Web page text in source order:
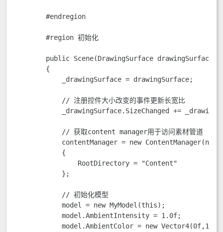
        #endregion
        #region 初始化
        public Scene(DrawingSurface drawingSurface)
        {
            _drawingSurface = drawingSurface;
            // 注册控件大小改变的事件更新长宽比
_drawingSurface.SizeChanged +=
            // 获取content manager用于访问素材管道
contentManager = new
            {
                RootDirectory = "Content"
            };
            // 初始化模型
            model = new MyModel(this);
            model.AmbientIntensity = 1.0f;
model.AmbientColor = new